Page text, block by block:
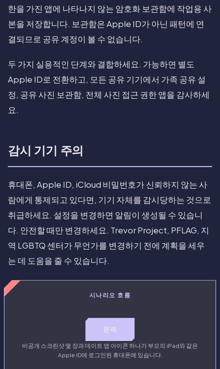
한을 가진 앱에 나타나지 않는 암호화 보관함에 작업용 사
본을 저장합니다. 보관함은 Apple ID가 아닌 패턴에 연
결되므로 공유 계정이 볼 수 없습니다.
두 가지 실용적인 단계와 결합하세요. 가능하면 별도
Apple ID로 전환하고, 모든 공유 기기에서 가족 공유 설
정, 공유 사진 보관함, 전체 사진 접근 권한 앱을 감사하세
요.
감시 기기 주의
휴대폰, Apple ID, iCloud 비밀번호가 신뢰하지 않는 사
람에게 통제되고 있다면, 기기 자체를 감시당하는 것으로
취급하세요. 설정을 변경하면 알림이 생성될 수 있습니
다. 안전할 때만 변경하세요. Trevor Project, PFLAG, 지
역 LGBTQ 센터가 무언가를 변경하기 전에 계획을 세우
는 데 도움을 줄 수 있습니다.
시나리오 흐름
문제
비공개 스크린샷 몇 장과 데이트 앱 아이콘 하나가 부모의 iPad와 같은
Apple ID에 로그인된 휴대폰에 있습니다.